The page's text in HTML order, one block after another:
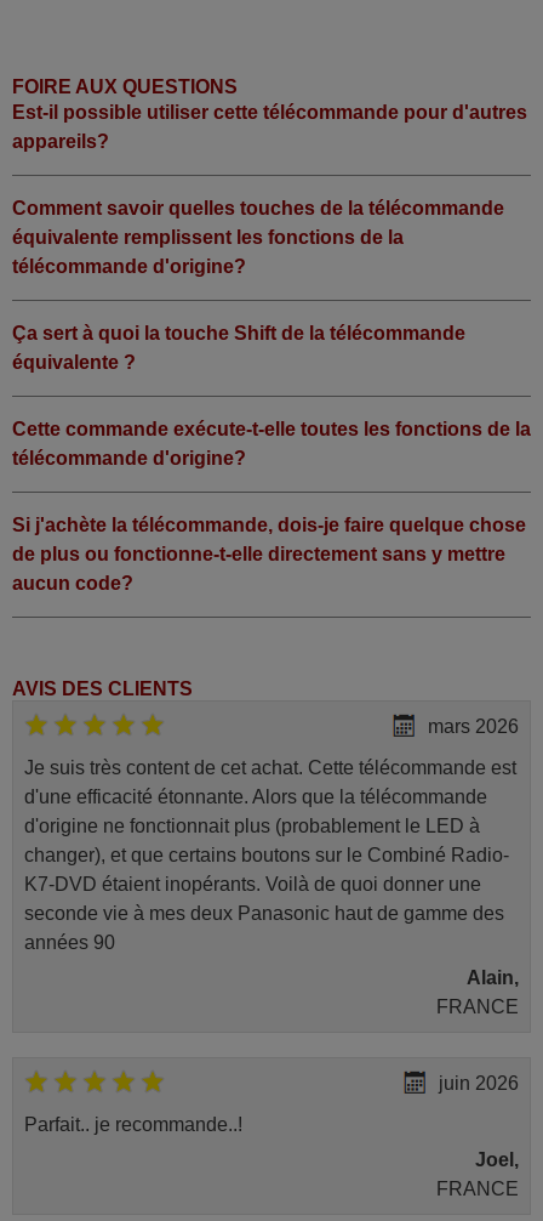
FOIRE AUX QUESTIONS
Est-il possible utiliser cette télécommande pour d'autres
appareils?
Comment savoir quelles touches de la télécommande
équivalente remplissent les fonctions de la
télécommande d'origine?
Ça sert à quoi la touche Shift de la télécommande
équivalente ?
Cette commande exécute-t-elle toutes les fonctions de la
télécommande d'origine?
Si j'achète la télécommande, dois-je faire quelque chose
de plus ou fonctionne-t-elle directement sans y mettre
aucun code?
AVIS DES CLIENTS
mars 2026
Je suis très content de cet achat. Cette télécommande est
d'une efficacité étonnante. Alors que la télécommande
d'origine ne fonctionnait plus (probablement le LED à
changer), et que certains boutons sur le Combiné Radio-
K7-DVD étaient inopérants. Voilà de quoi donner une
seconde vie à mes deux Panasonic haut de gamme des
années 90
Alain,
FRANCE
juin 2026
Parfait.. je recommande..!
Joel,
FRANCE